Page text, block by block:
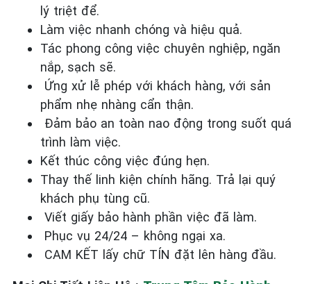
lý triệt để.
Làm việc nhanh chóng và hiệu quả.
Tác phong công việc chuyên nghiệp, ngăn
nắp, sạch sẽ.
Ứng xử lễ phép với khách hàng, với sản
phẩm nhẹ nhàng cẩn thận.
Đảm bảo an toàn nao động trong suốt quá
trình làm việc.
Kết thúc công việc đúng hẹn.
Thay thế linh kiện chính hãng. Trả lại quý
khách phụ tùng cũ.
Viết giấy bảo hành phần việc đã làm.
Phục vụ 24/24 – không ngại xa.
CAM KẾT lấy chữ TÍN đặt lên hàng đầu.